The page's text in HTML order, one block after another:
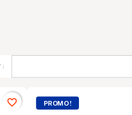
:
favorite_border PROMO !